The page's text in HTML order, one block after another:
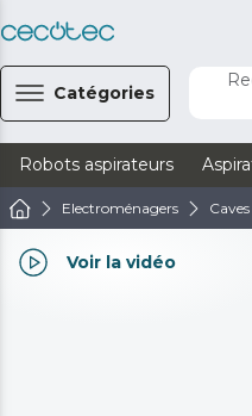
Catégories
Robots aspirateurs
Electroménagers
Voir la vidéo